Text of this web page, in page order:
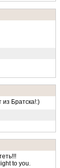
Братска!:)
to you.